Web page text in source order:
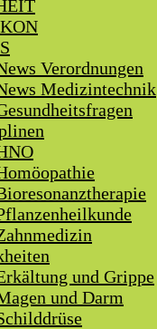
Verordnungen
Medizintechnik
und Grippe
und Darm